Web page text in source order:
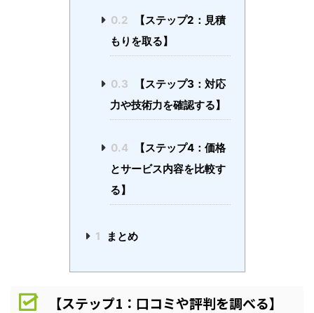
0.2
【ステップ2：見積
もりを取る】
0.3
【ステップ3：対応
力や技術力を確認する】
0.4
【ステップ4：価格
とサービス内容を比較す
る】
1 まとめ
【ステップ1：口コミや評判を調べる】